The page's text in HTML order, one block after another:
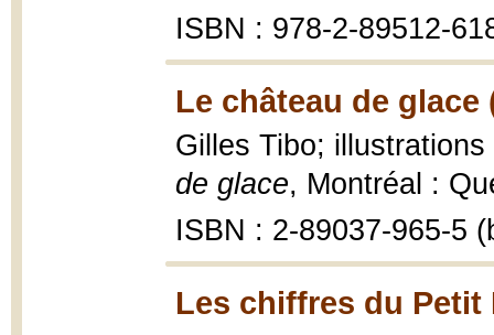
ISBN : 978-2-89512-
Le château de glace
Gilles Tibo;
de glace, Montréal :
ISBN : 2-89037-965-5
Les chiffres du Petit